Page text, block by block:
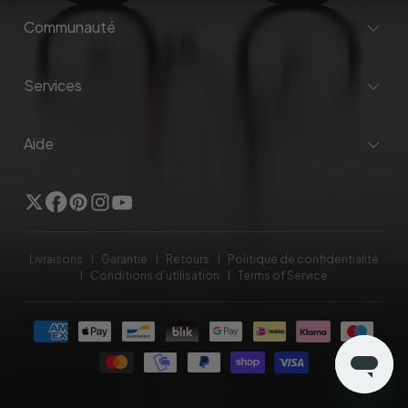
Communauté
Services
Aide
TwitterFacebook
Pinterest
Instagram
YouTube
Livraisons Garantie Retours
Politique de confidentialité
Conditions d’utilisation
Terms of Service
Méthodes
de